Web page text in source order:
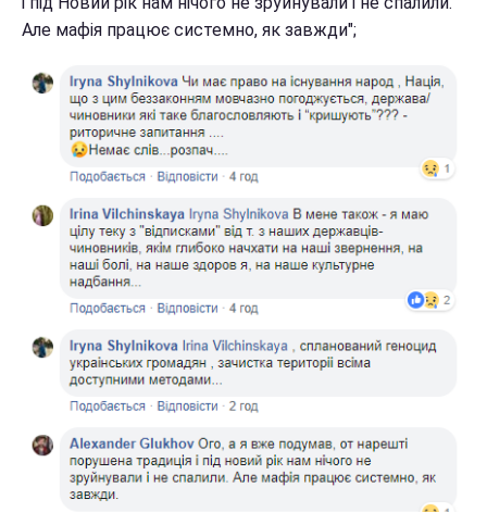
Але мафія працює системно, як завжди";